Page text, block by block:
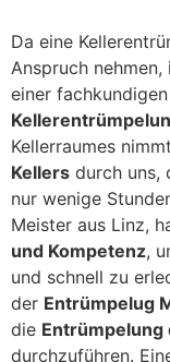
Da eine
Anspruch
einer fachkundigen
Kellerraumes
Kellers durch uns,
nur wenige
Meister aus Linz,
und Kompetenz,
und schnell zu
der Entrümpelug
die Entrümpelung
durchzuführen.